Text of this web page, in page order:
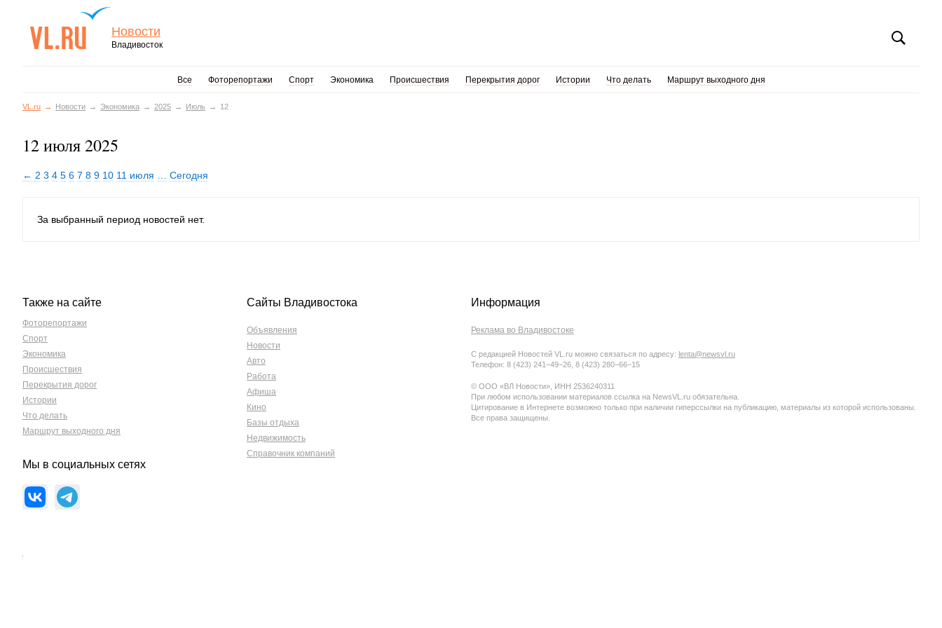
Новости
Владивосток
Все Фоторепортажи Спорт Экономика Происшествия Перекрытия дорог Истории Что делать Маршрут выходного дня
VL.ru Новости Экономика 2025 Июль 12
12 июля 2025
← 2 3 4 5 6 7 8 9 10 11 июля Сегодня
За выбранный период новостей нет.
Также на сайте
Фоторепортажи
Спорт
Экономика
Происшествия
Перекрытия дорог
Истории
Что делать
Маршрут выходного дня
Мы в социальных сетях
Сайты Владивостока
Объявления
Новости
Авто
Работа
Афиша
Кино
Базы отдыха
Недвижимость
Справочник компаний
Информация
Реклама во Владивостоке
С редакцией Новостей VL.ru можно связаться по адресу: lenta@newsvl.ru
Телефон: 8 (423) 241−49−26, 8 (423) 280−66−15
© ООО «ВЛ Новости», ИНН 2536240311
При любом использовании материалов ссылка на NewsVL.ru обязательна.
Цитирование в Интернете возможно только при наличии гиперссылки на публикацию, материалы из которой использованы.
Все права защищены.